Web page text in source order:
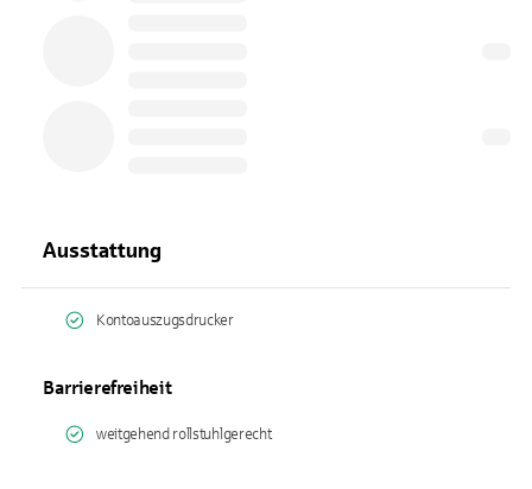
Ausstattung
Kontoauszugsdrucker
Barrierefreiheit
weitgehend rollstuhlgerecht